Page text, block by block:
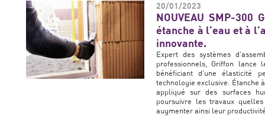
20/01/2023
NOUVEAU SMP-300
étanche à l’eau et à
innovante.
Expert des systèmes
professionnels, Griffon lance
bénéficiant d'une élasticité
technologie exclusive. Étanche
appliqué sur des surfaces
poursuivre les travaux
augmenter ainsi leur